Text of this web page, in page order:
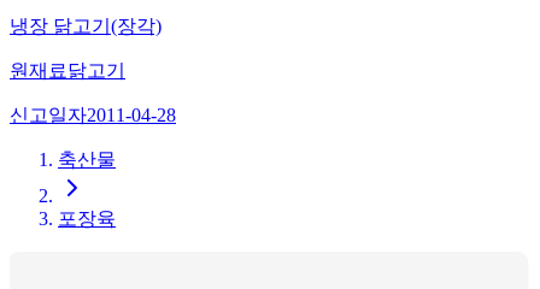
냉장 닭고기(장각)
원재료닭고기
신고일자2011-04-28
축산물
포장육